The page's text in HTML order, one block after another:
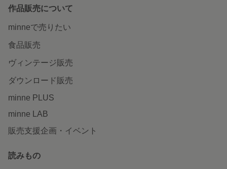
作品販売について
minneで売りたい
食品販売
ヴィンテージ販売
ダウンロード販売
minne PLUS
minne LAB
販売支援企画・イベント
読みもの